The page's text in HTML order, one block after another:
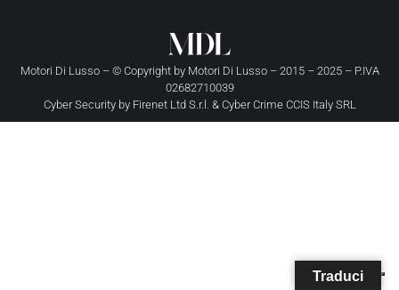
Motori Di Lusso – © Copyright by Motori Di Lusso– 2015 – 2025 – P.IVA
02682710039
Cyber Security by Firenet Ltd S.r.l. & Cyber Crime CCIS Italy SRL
Traduci